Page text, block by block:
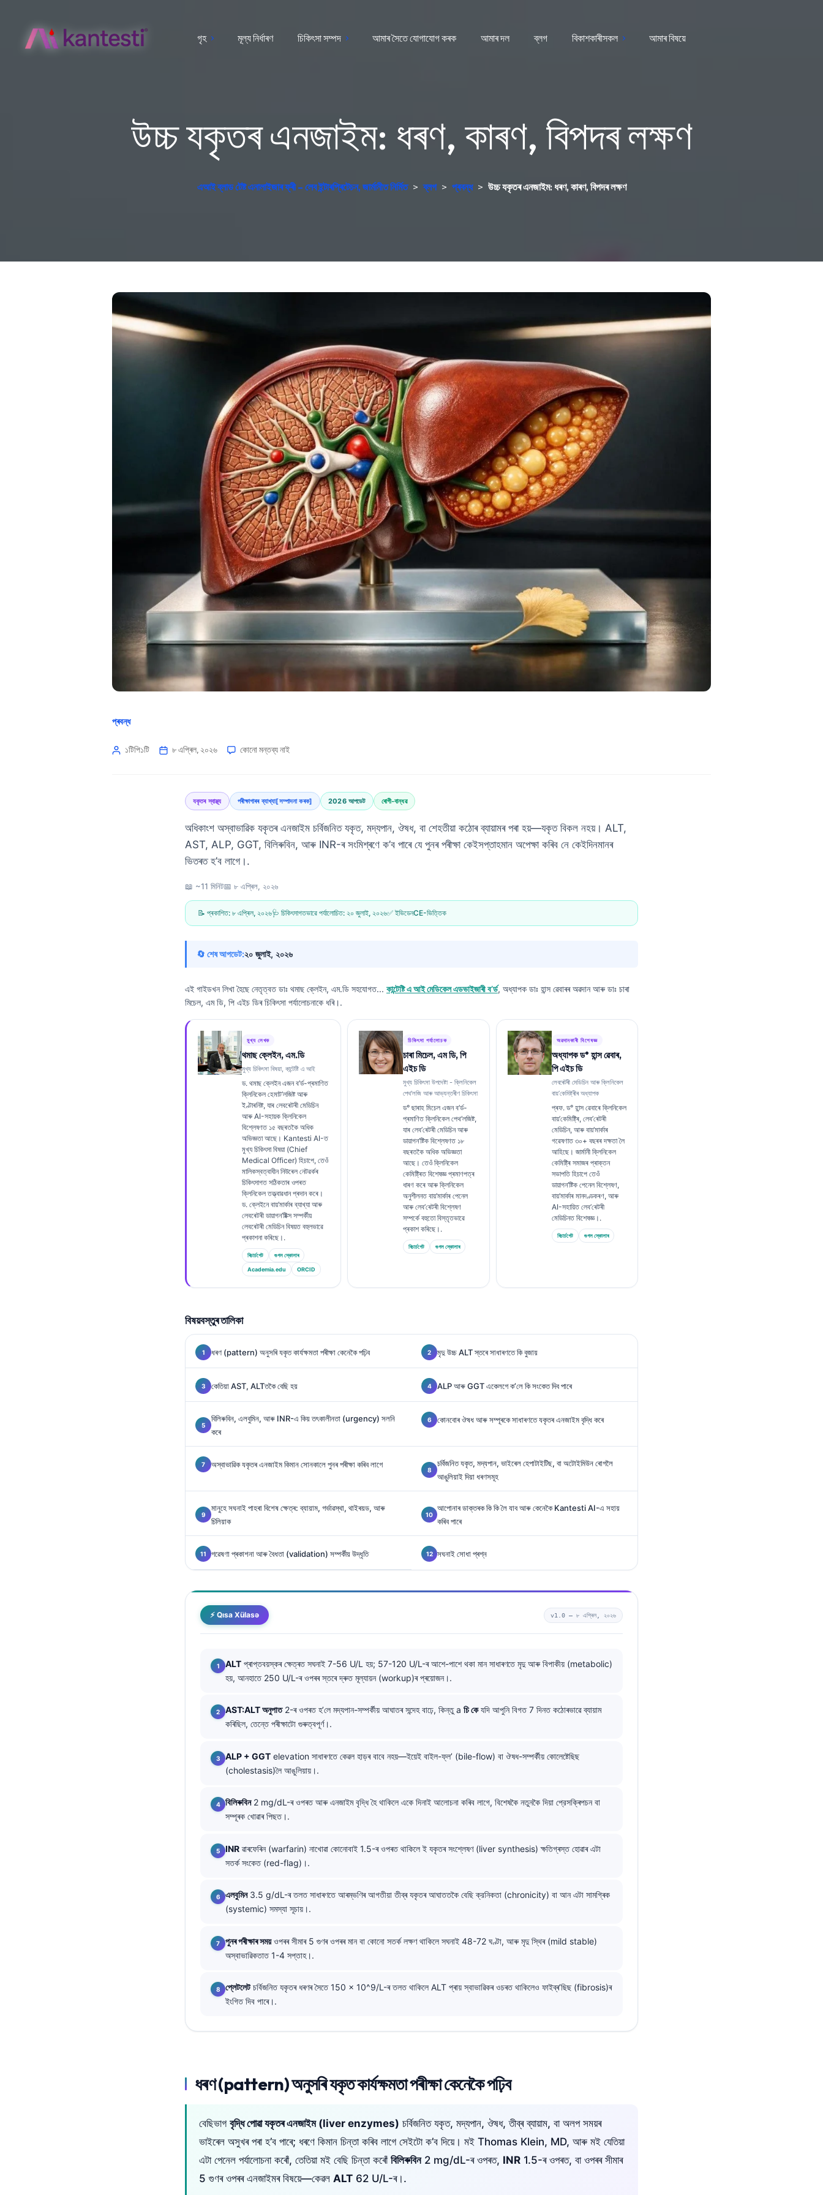
গৃহ মূল্য নিৰ্ধাৰণ চিকিৎসা সম্পদ আমাৰ সৈতে যোগাযোগ কৰক আমাৰ দল ব্লগ বিকাশকাৰীসকল আমাৰ বিষয়ে
উচ্চ যকৃতৰ এনজাইম: ধৰণ, কাৰণ, বিপদৰ লক্ষণ
এআই ব্লাড টেষ্ট এনালাইজাৰ ফ্ৰী – লেব ইন্টাৰপ্ৰিটেচন, জাৰ্মানীত নিৰ্মিত > ব্লগ > প্ৰবন্ধ > উচ্চ যকৃতৰ এনজাইম: ধৰণ, কাৰণ, বিপদৰ লক্ষণ
প্ৰবন্ধ
১টিপি১টি ৮ এপ্ৰিল, ২০২৬ কোনো মন্তব্য নাই
যকৃতৰ স্বাস্থ্য পৰীক্ষাগাৰৰ ব্যাখ্যা[সম্পাদনা কৰক] 2026 আপডেট ৰোগী-বান্ধৱ
অধিকাংশ অস্বাভাৱিক যকৃতৰ এনজাইম চর্বিজনিত যকৃত, মদ্যপান, ঔষধ, বা শেহতীয়া কঠোৰ ব্যায়ামৰ পৰা হয়—যকৃত বিকল নহয়। ALT,
AST, ALP, GGT, বিলিৰুবিন, আৰু INR-ৰ সংমিশ্ৰণে ক’ব পাৰে যে পুনৰ পৰীক্ষা কেইসপ্তাহমান অপেক্ষা কৰিব নে কেইদিনমানৰ
ভিতৰত হ’ব লাগে।.
📖 ~11 মিনিট📅 ৮ এপ্ৰিল, ২০২৬
📝 প্ৰকাশিত: ৮ এপ্ৰিল, ২০২৬🩺 চিকিৎসাগতভাৱে পৰ্যালোচিত: ২০ জুলাই, ২০২৬✅ ইভিডেনCE-ভিত্তিক
🔄 শেষ আপডেট:২০ জুলাই, ২০২৬
এই গাইডখন লিখা হৈছে নেতৃত্বতডাঃ থমাছ ক্লেইন, এম.ডি সহযোগত... কান্টেষ্টি এ আই মেডিকেল এডভাইজাৰী ব’ৰ্ড, অধ্যাপক ডাঃ হান্স ৱেবাৰৰ অৱদান আৰু ডাঃ চাৰা
মিচেল, এম ডি, পি এইচ ডিৰ চিকিৎসা পৰ্যালোচনাকে ধৰি।.
মুখ্য লেখক
থমাছ ক্লেইন, এম.ডি
মুখ্য চিকিৎসা বিষয়া, কান্টেষ্টি এ আই
ড. থমাছ ক্লেইন এজন ব’ৰ্ড-প্ৰমাণিত
ক্লিনিকেল হেমাট’লজিষ্ট আৰু
ইণ্টাৰনিষ্ট, যাৰ লেবৰেটৰী মেডিচিন
আৰু AI-সহায়ক ক্লিনিকেল
বিশ্লেষণত ১৫ বছৰতকৈ অধিক
অভিজ্ঞতা আছে। Kantesti AI-ত
মুখ্য চিকিৎসা বিষয়া (Chief
Medical Officer) হিচাপে, তেওঁ
মালিকস্বত্বাধীন নিউৰেল নেটৱৰ্কৰ
চিকিৎসাগত সঠিকতাৰ ওপৰত
ক্লিনিকেল তত্ত্বাৱধান প্ৰদান কৰে।
ড. ক্লেইনে বায়’মাৰ্কাৰ ব্যাখ্যা আৰু
লেবৰেটৰী ডায়াগন’ষ্টিক্স সম্পৰ্কীয়
লেবৰেটৰী মেডিচিন বিষয়ত বহুলভাৱে
প্ৰকাশনা কৰিছে।.
ৰিচাৰ্চগেট গুগল স্কোলাৰ
Academia.edu ORCID
চিকিৎসা পৰ্যালোচক
চাৰা মিচেল, এম ডি, পি
এইচ ডি
মুখ্য চিকিৎসা উপদেষ্টা - ক্লিনিকেল
পেথ'লজি আৰু আভ্যন্তৰীণ চিকিৎসা
ড° ছাৰাহ মিচেল এজন ব’ৰ্ড-
প্ৰমাণিত ক্লিনিকেল পেথ’লজিষ্ট,
যাৰ লেব’ৰেটৰী মেডিচিন আৰু
ডায়াগন’ষ্টিক বিশ্লেষণত ১৮
বছৰতকৈ অধিক অভিজ্ঞতা
আছে। তেওঁ ক্লিনিকেল
কেমিষ্ট্ৰিত বিশেষজ্ঞ প্ৰমাণপত্ৰ
ধাৰণ কৰে আৰু ক্লিনিকেল
অনুশীলনত বায়’মাৰ্কাৰ পেনেল
আৰু লেব’ৰেটৰী বিশ্লেষণ
সম্পৰ্কে বহুতো বিস্তৃতভাৱে
প্ৰকাশ কৰিছে।.
ৰিচাৰ্চগেট গুগল স্কোলাৰ
অৱদানকাৰী বিশেষজ্ঞ
অধ্যাপক ড° হান্স ৱেবাৰ,
পি এইচ ডি
লেবৰেটৰী মেডিচিন আৰু ক্লিনিকেল
বায়’কেমিষ্ট্ৰীৰ অধ্যাপক
প্ৰফ. ড° হান্স ৱেবাৰে ক্লিনিকেল
বায়’কেমিষ্ট্ৰি, লেব’ৰেটৰী
মেডিচিন, আৰু বায়’মাৰ্কাৰ
গৱেষণাত ৩০+ বছৰৰ দক্ষতা লৈ
আহিছে। জাৰ্মানী ক্লিনিকেল
কেমিষ্ট্ৰি সমাজৰ প্ৰাক্তন
সভাপতি হিচাপে তেওঁ
ডায়াগন’ষ্টিক পেনেল বিশ্লেষণ,
বায়’মাৰ্কাৰ মানদণ্ডকৰণ, আৰু
AI-সহায়িত লেব’ৰেটৰী
মেডিচিনত বিশেষজ্ঞ।.
ৰিচাৰ্চগেট গুগল স্কোলাৰ
বিষয়বস্তুৰ তালিকা
ধৰণ (pattern) অনুসৰি যকৃত কাৰ্যক্ষমতা পৰীক্ষা কেনেকৈ পঢ়িব মৃদু উচ্চ ALT স্তৰে সাধাৰণতে কি বুজায়
কেতিয়া AST, ALTতকৈ বেছি হয় ALP আৰু GGT একেলগে ক’লে কি সংকেত দিব পাৰে
বিলিৰুবিন, এলবুমিন, আৰু INR-এ কিয় তৎকালীনতা (urgency) সলনি
কৰে
কোনবোৰ ঔষধ আৰু সম্পূৰকে সাধাৰণতে যকৃতৰ এনজাইম বৃদ্ধি কৰে
অস্বাভাৱিক যকৃতৰ এনজাইম কিমান সোনকালে পুনৰ পৰীক্ষা কৰিব লাগে
চর্বিজনিত যকৃত, মদ্যপান, ভাইৰেল হেপাটাইটিছ, বা অটোইমিউন ৰোগলৈ
আঙুলিয়াই দিয়া ধৰণসমূহ
মানুহে সঘনাই পাহৰা বিশেষ ক্ষেত্ৰ: ব্যায়াম, গৰ্ভাৱস্থা, থাইৰয়ড, আৰু
চিলিয়াক
আপোনাৰ ডাক্তৰক কি কি লৈ যাব আৰু কেনেকৈ Kantesti AI-এ সহায়
কৰিব পাৰে
গৱেষণা প্ৰকাশনা আৰু বৈধতা (validation) সম্পৰ্কীয় উদ্ধৃতি সঘনাই সোধা প্ৰশ্ন
⚡ Qısa Xülasə v1.0 — ৮ এপ্ৰিল, ২০২৬
ALT প্ৰাপ্তবয়স্কৰ ক্ষেত্ৰত সঘনাই 7-56 U/L হয়; 57-120 U/L-ৰ আশে-পাশে থকা মান সাধাৰণতে মৃদু আৰু বিপাকীয় (metabolic)
হয়, আনহাতে 250 U/L-ৰ ওপৰৰ স্তৰে দ্ৰুত মূল্যায়ন (workup)ৰ প্ৰয়োজন।.
AST:ALT অনুপাত2-ৰ ওপৰত হ’লে মদ্যপান-সম্পৰ্কীয় আঘাতৰ সন্দেহ বাঢ়ে, কিন্তু a চি কেযদি আপুনি বিগত 7 দিনত কঠোৰভাৱে ব্যায়াম
কৰিছিল, তেন্তে পৰীক্ষাটো গুৰুত্বপূৰ্ণ।.
ALP + GGT elevation সাধাৰণতে কেৱল হাড়ৰ বাবে নহয়—ইয়েই বাইল-ফ্ল’ (bile-flow) বা ঔষধ-সম্পৰ্কীয় কোলেষ্টেছিছ
(cholestasis)লৈ আঙুলিয়ায়।.
বিলিৰুবিন2 mg/dL-ৰ ওপৰত আৰু এনজাইম বৃদ্ধি হৈ থাকিলে একে দিনাই আলোচনা কৰিব লাগে, বিশেষকৈ নতুনকৈ দিয়া প্রেসক্ৰিপচন বা
সম্পূৰক খোৱাৰ পিছত।.
INRৱাৰফেৰিন (warfarin) নাখোৱা কোনোবাই 1.5-ৰ ওপৰত থাকিলে ই যকৃতৰ সংশ্লেষণ (liver synthesis) ক্ষতিগ্ৰস্ত হোৱাৰ এটা
সতৰ্ক সংকেত (red-flag)।.
এলবুমিন3.5 g/dL-ৰ তলত সাধাৰণতে আৰম্ভণিৰ আগতীয়া তীব্ৰ যকৃতৰ আঘাততকৈ বেছি ক্রনিকতা (chronicity) বা আন এটা সামগ্ৰিক
(systemic) সমস্যা সূচায়।.
পুনৰ পৰীক্ষাৰ সময়ওপৰৰ সীমাৰ 5 গুণৰ ওপৰৰ মান বা কোনো সতৰ্ক লক্ষণ থাকিলে সঘনাই 48-72 ঘণ্টা, আৰু মৃদু স্থিৰ (mild stable)
অস্বাভাৱিকতাত 1-4 সপ্তাহ।.
প্লেটলেটচর্বিজনিত যকৃতৰ ধৰণৰ সৈতে 150 × 10^9/L-ৰ তলত থাকিলে ALT প্ৰায় স্বাভাৱিকৰ ওচৰত থাকিলেও ফাইব্ৰ’ছিছ (fibrosis)ৰ
ইংগিত দিব পাৰে।.
ধৰণ (pattern) অনুসৰি যকৃত কাৰ্যক্ষমতা পৰীক্ষা কেনেকৈ পঢ়িব
বেছিভাগ বৃদ্ধি পোৱা যকৃতৰ এনজাইম (liver enzymes) চর্বিজনিত যকৃত, মদ্যপান, ঔষধ, তীব্ৰ ব্যায়াম, বা অলপ সময়ৰ
ভাইৰেল অসুখৰ পৰা হ’ব পাৰে; ধৰণে কিমান চিন্তা কৰিব লাগে সেইটো ক’ব দিয়ে। মই Thomas Klein, MD, আৰু মই যেতিয়া
এটা পেনেল পৰ্যালোচনা কৰোঁ, তেতিয়া মই বেছি চিন্তা কৰোঁ বিলিৰুবিন2 mg/dL-ৰ ওপৰত, INR 1.5-ৰ ওপৰত, বা ওপৰৰ সীমাৰ
5 গুণৰ ওপৰৰ এনজাইমৰ বিষয়ে—কেৱল ALT 62 U/L-ৰ।.